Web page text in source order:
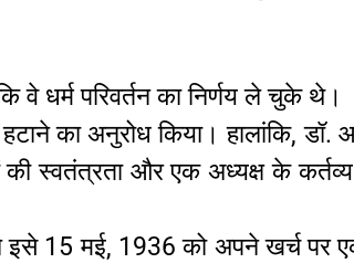
वे धर्म परिवर्तन का निर्णय ले चुके थे।
का अनुरोध किया। हालांकि,
स्वतंत्रता और एक अध्यक्ष के
15 मई, 1936 को अपने खर्च पर